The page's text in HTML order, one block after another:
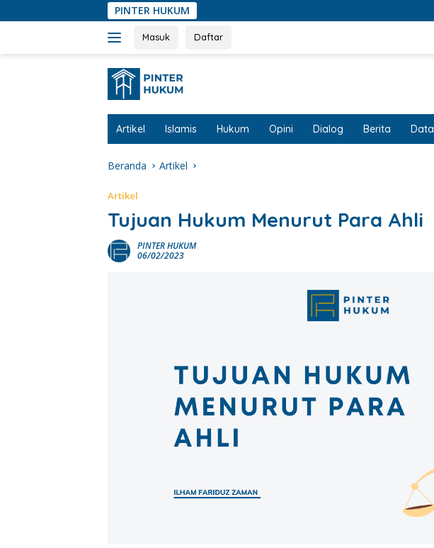
ke
PINTER HUKUM
Masuk Daftar
Artikel Islamis Hukum Opini Dialog Berita Data
Beranda Artikel
Artikel
Tujuan Hukum Menurut Para Ahli
PINTER HUKUM
06/02/2023